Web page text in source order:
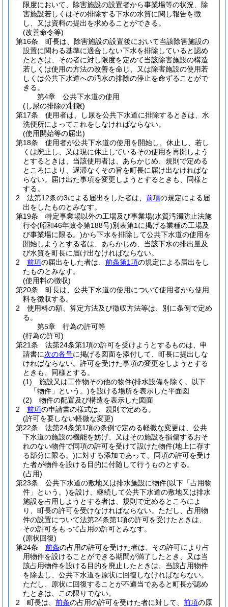
限度において、除害施設の設置者から事業場等の状況、除
害施設若しくはその排除する下水の水質に関し報告を徴
し、又は資料の提出を求めることができる。
(改善命令等)
第16条
町長は、除害施設の設置後において当該除害施設の
設置に関わる基準に適合しない下水を排除していると認め
たときは、その者に対し限度を定めて当該除害施設の構造
若しくは使用の方法の改善を命じ、又は除害施設の使用若
しくは公共下水道への汚水の排除の停止を命ずることがで
きる。
第4章
公共下水道の使用
(し尿の排除の制限)
第17条
使用者は、し尿を公共下水道に排除するときは、水
洗便所によってこれをしなければならない。
(使用開始等の届出)
第18条
使用者が公共下水道の使用を開始し、休止し、若し
くは廃止し、又は現に休止しているその使用を再開しよう
とするときは、当該使用者は、あらかじめ、規則で定める
ところにより、遅滞なくその旨を町長に届け出なければな
らない。
届け出た事項を変更しようとするときも、同様と
する。
2
法第12条の3による届出をした者は、 前項の規定による届
出をしたものとみなす。
第19条
特定事業場以外の工場及び事業場(水質汚濁防止法施
行令(昭和46年政令第188号)別表第1に掲げる業種の工場及
び事業場に限る。)から下水を排除して公共下水道の使用を
開始しようとする者は、あらかじめ、当該下水の排出量及
び水質を町長に届け出なければならない。
2
前項の届出をした者は、 前条第1項の規定による届出をし
たものとみなす。
(使用料の徴収)
第20条
町長は、公共下水道の使用について使用者から使用
料を徴収する。
2
使用料の額、算定方法及び徴収方法等は、別に条例で定め
る。
第5章
行為の許可等
(行為の許可)
第21条
法第24条第1項の許可を受けようとするものは、申
請書に次の各号に掲げる図面を添付して、町長に提出しな
ければならない。 許可を受けた事項の変更をしようとする
ときも、同様とする。
(1)
施設又は工作物その他の物件(排水設備を除く。以下
「物件」という。)を設ける場所を表示した平面図
(2)
物件の配置及び構造を表示した図面
2
前項の申請書の様式は、規則で定める。
(許可を要しない軽微な変更)
第22条
法第24条第1項の条例で定める軽微な変更は、公共
下水道の施設の機能を妨げ、又はその施設を損傷するおそ
れのない物件で同項の許可を受けて設けた物件(地上に存す
る部分に限る。)に対する添加であって、同項の許可を受け
た者が物件を設ける目的に付随して行うものとする。
(占用)
第23条
公共下水道の敷地又は排水施設に物件(以下「占用物
件」という。)を設け、継続して公共下水道の敷地又は排水
施設を占用しようとする者は、規則で定めるところによ
り、町長の許可を受けなければならない。 ただし、占用物
件の設置について法第24条第1項の許可を受けたときは、
その許可をもって占用の許可とみなす。
(原状回復)
第24条
前条の占用の許可を受けた者は、その許可により占
用物件を設けることができる期間が満了したとき、又は当
該占用物件を設ける目的を廃止したときは、当該占用物件
を除去し、公共下水道を原状に回復しなければならない。
ただし、原状に回復することが不適当であると町長が認め
たときは、この限りでない。
2
町長は、 前条の占用の許可を受けた者に対して、 前項の原